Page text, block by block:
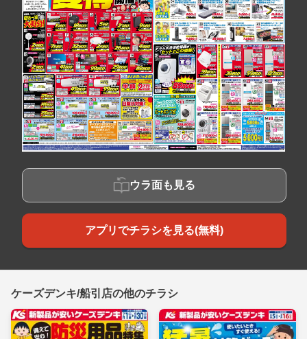
ウラ面も見る
アプリでチラシを見る(無料)
ケーズデンキ/船引店の他のチラシ